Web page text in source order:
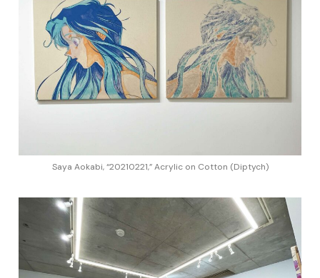
Saya Aokabi, “20210221,” Acrylic on Cotton (Diptych)